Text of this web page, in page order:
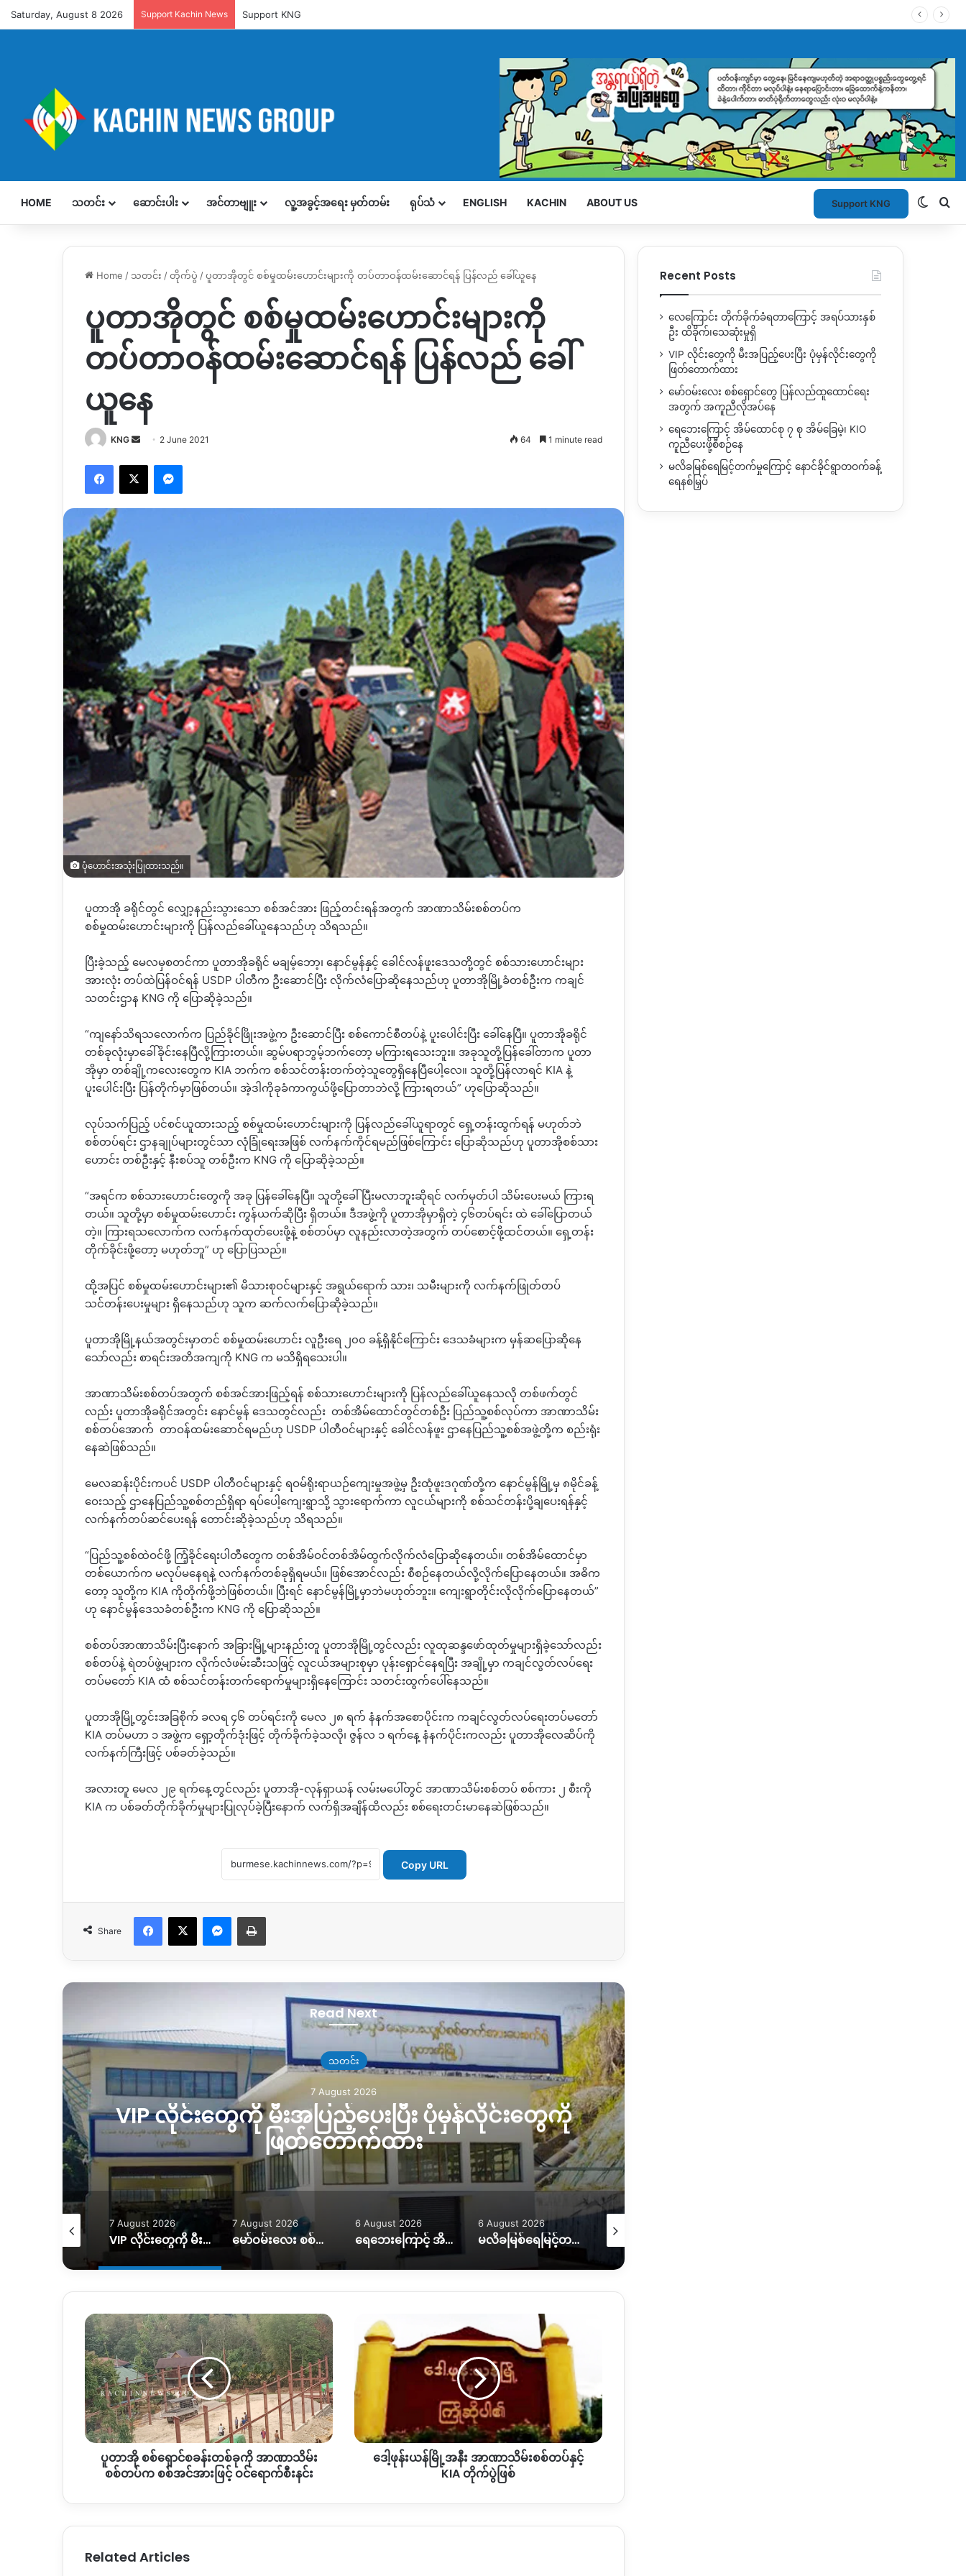
Saturday, August 8 2026 Support Kachin News Support KNG
HOME သတင်း ဆောင်းပါး အင်တာဗျူး လူ့အခွင့်အရေး မှတ်တမ်း ရုပ်သံ ENGLISH KACHIN ABOUT US Support KNG
Home / သတင်း /တိုက်ပွဲ /ပူတာအိုတွင် စစ်မှုထမ်းဟောင်းများကို တပ်တာဝန်ထမ်းဆောင်ရန် ပြန်လည် ခေါ်ယူနေ
ပူတာအိုတွင် စစ်မှုထမ်းဟောင်းများကို
တပ်တာဝန်ထမ်းဆောင်ရန် ပြန်လည် ခေါ်
ယူနေ
KNG
Send 2 June 2021 64 1 minute read
Facebook
X Messenger
ပုံဟောင်းအသုံးပြုထားသည်။
ပူတာအို ခရိုင်တွင် လျှော့နည်းသွားသော စစ်အင်အား ဖြည့်တင်းရန်အတွက် အာဏာသိမ်းစစ်တပ်က
စစ်မှုထမ်းဟောင်းများကို ပြန်လည်ခေါ်ယူနေသည်ဟု သိရသည်။
ပြီးခဲ့သည့် မေလမှစတင်ကာ ပူတာအိုခရိုင် မချမ့်ဘော့၊ နောင်မွန်နှင့် ခေါင်လန်ဖူးဒေသတို့တွင် စစ်သားဟောင်းများ
အားလုံး တပ်ထဲပြန်ဝင်ရန် USDP ပါတီက ဦးဆောင်ပြီး လိုက်လံပြောဆိုနေသည်ဟု ပူတာအိုမြို့ခံတစ်ဦးက ကချင်
သတင်းဌာန KNG ကို ပြောဆိုခဲ့သည်။
“ကျနော်သိရသလောက်က ပြည်ခိုင်ဖြိုးအဖွဲ့က ဦးဆောင်ပြီး စစ်ကောင်စီတပ်နဲ့ ပူးပေါင်းပြီး ခေါ်နေပြီ။ ပူတာအိုခရိုင်
တစ်ခုလုံးမှာခေါ်ခိုင်းနေပြီလို့ကြားတယ်။ ဆွမ်ပရာဘွမ့်ဘက်တော့ မကြားရသေးဘူး။ အခုသူတို့ပြန်ခေါ်တာက ပူတာ
အိုမှာ တစ်ချို့ကလေးတွေက KIA ဘက်က စစ်သင်တန်းတက်တဲ့သူတွေရှိနေပြီပေါ့လေ။ သူတို့ပြန်လာရင် KIA နဲ့
ပူးပေါင်းပြီး ပြန်တိုက်မှာဖြစ်တယ်။ အဲ့ဒါကိုခုခံကာကွယ်ဖို့ပြောတာဘဲလို့ ကြားရတယ်” ဟုပြောဆိုသည်။
လုပ်သက်ပြည့် ပင်စင်ယူထားသည့် စစ်မှုထမ်းဟောင်းများကို ပြန်လည်ခေါ်ယူရာတွင် ရှေ့တန်းထွက်ရန် မဟုတ်ဘဲ
စစ်တပ်ရင်း ဌာနချုပ်များတွင်သာ လုံခြုံရေးအဖြစ် လက်နက်ကိုင်ရမည်ဖြစ်ကြောင်း ပြောဆိုသည်ဟု ပူတာအိုစစ်သား
ဟောင်း တစ်ဦးနှင့် နီးစပ်သူ တစ်ဦးက KNG ကို ပြောဆိုခဲ့သည်။
“အရင်က စစ်သားဟောင်းတွေကို အခု ပြန်ခေါ်နေပြီ။ သူတို့ခေါ် ပြီးမလာဘူးဆိုရင် လက်မှတ်ပါ သိမ်းပေးမယ် ကြားရ
တယ်။ သူတို့မှာ စစ်မှုထမ်းဟောင်း ကွန်ယက်ဆိုပြီး ရှိတယ်။ ဒီအဖွဲ့ကို ပူတာအိုမှာရှိတဲ့ ၄၆တပ်ရင်း ထဲ ခေါ်ပြောတယ်
တဲ့။ ကြားရသလောက်က လက်နက်ထုတ်ပေးဖို့နဲ့ စစ်တပ်မှာ လူနည်းလာတဲ့အတွက် တပ်စောင့်ဖို့ထင်တယ်။ ရှေ့တန်း
တိုက်ခိုင်းဖို့တော့ မဟုတ်ဘူ” ဟု ပြောပြသည်။
ထို့အပြင် စစ်မှုထမ်းဟောင်းများ၏ မိသားစုဝင်များနှင့် အရွယ်ရောက် သား၊ သမီးများကို လက်နက်ဖြုတ်တပ်
သင်တန်းပေးမှုများ ရှိနေသည်ဟု သူက ဆက်လက်ပြောဆိုခဲ့သည်။
ပူတာအိုမြို့နယ်အတွင်းမှာတင် စစ်မှုထမ်းဟောင်း လူဦးရေ ၂၀၀ ခန့်ရှိနိုင်ကြောင်း ဒေသခံများက မှန်ဆပြောဆိုနေ
သော်လည်း စာရင်းအတိအကျကို KNG က မသိရှိရသေးပါ။
အာဏာသိမ်းစစ်တပ်အတွက် စစ်အင်အားဖြည့်ရန် စစ်သားဟောင်းများကို ပြန်လည်ခေါ်ယူနေသလို တစ်ဖက်တွင်
လည်း ပူတာအိုခရိုင်အတွင်း နောင်မွန် ဒေသတွင်လည်း တစ်အိမ်ထောင်တွင်တစ်ဦး ပြည်သူ့စစ်လုပ်ကာ အာဏာသိမ်း
စစ်တပ်အောက် တာဝန်ထမ်းဆောင်ရမည်ဟု USDP ပါတီဝင်များနှင့် ခေါင်လန်ဖူး ဌာနေပြည်သူ့စစ်အဖွဲ့တို့က စည်းရုံး
နေဆဲဖြစ်သည်။
မေလဆန်းပိုင်းကပင် USDP ပါတီဝင်များနှင့် ရဝမ်ရိုးရာယဉ်ကျေးမှုအဖွဲ့မှ ဦးထုံဖူးဒဂုဏ်တို့က နောင်မွန်မြို့မှ ၈မိုင်ခန့်
ဝေးသည့် ဌာနေပြည်သူ့စစ်တည်ရှိရာ ရပ်ပေါ့ကျေးရွာသို့ သွားရောက်ကာ လူငယ်များကို စစ်သင်တန်းပို့ချပေးရန်နှင့်
လက်နက်တပ်ဆင်ပေးရန် တောင်းဆိုခဲ့သည်ဟု သိရသည်။
“ပြည်သူ့စစ်ထဲဝင်ဖို့ ကြံ့ခိုင်ရေးပါတီတွေက တစ်အိမ်ဝင်တစ်အိမ်ထွက်လိုက်လံပြောဆိုနေတယ်။ တစ်အိမ်ထောင်မှာ
တစ်ယောက်က မလုပ်မနေရနဲ့ လက်နက်တစ်ခုရှိရမယ်။ ဖြစ်အောင်လည်း စီစဉ်နေတယ်လို့လိုက်ပြောနေတယ်။ အဓိက
တော့ သူတို့က KIA ကိုတိုက်ဖို့ဘဲဖြစ်တယ်။ ပြီးရင် နောင်မွန်မြို့မှာဘဲမဟုတ်ဘူး။ ကျေးရွာတိုင်းလိုလိုက်ပြောနေတယ်”
ဟု နောင်မွန်ဒေသခံတစ်ဦးက KNG ကို ပြောဆိုသည်။
စစ်တပ်အာဏာသိမ်းပြီးနောက် အခြားမြို့များနည်းတူ ပူတာအိုမြို့တွင်လည်း လူထုဆန္ဒဖော်ထုတ်မှုများရှိခဲ့သော်လည်း
စစ်တပ်နဲ့ ရဲတပ်ဖွဲ့များက လိုက်လံဖမ်းဆီးသဖြင့် လူငယ်အများစုမှာ ပုန်းရှောင်နေရပြီး အချို့မှာ ကချင်လွတ်လပ်ရေး
တပ်မတော် KIA ထံ စစ်သင်တန်းတက်ရောက်မှုများရှိနေကြောင်း သတင်းထွက်ပေါ်နေသည်။
ပူတာအိုမြို့တွင်းအခြစိုက် ခလရ ၄၆ တပ်ရင်းကို မေလ ၂၈ ရက် နံနက်အစောပိုင်းက ကချင်လွတ်လပ်ရေးတပ်မတော်
KIA တပ်မဟာ ၁ အဖွဲ့က ရှော့တိုက်ဒုံးဖြင့် တိုက်ခိုက်ခဲ့သလို၊ ဇွန်လ ၁ ရက်နေ့ နံနက်ပိုင်းကလည်း ပူတာအိုလေဆိပ်ကို
လက်နက်ကြီးဖြင့် ပစ်ခတ်ခဲ့သည်။
အလားတူ မေလ ၂၉ ရက်နေ့တွင်လည်း ပူတာအို-လုန်ရှာယန် လမ်းမပေါ်တွင် အာဏာသိမ်းစစ်တပ် စစ်ကား ၂ စီးကို
KIA က ပစ်ခတ်တိုက်ခိုက်မှုများပြုလုပ်ခဲ့ပြီးနောက် လက်ရှိအချိန်ထိလည်း စစ်ရေးတင်းမာနေဆဲဖြစ်သည်။
Copy URL
Share
Facebook
X Messenger
Print
Read Next
သတင်း
7 August 2026
VIP လိုင်းတွေကို မီးအပြည့်ပေးပြီး ပုံမှန်လိုင်းတွေကို
ဖြတ်တောက်ထား
7 August 2026
VIP လိုင်းတွေကို မီးအပြည့်ပေးပြီး ပုံမှန်လိုင်းတွေကို ဖြတ်တောက်ထား
7 August 2026
မော်ဝမ်းလေး စစ်ရှောင်တွေ ပြန်လည်ထူထောင်ရေးအတွက် အကူညီလိုအပ်နေ
6 August 2026
ရေဘေးကြောင့် အိမ်ထောင်စု ၇ စု အိမ်ခြေမဲ့၊ KIO ကူညီပေးဖို့စီစဉ်နေ
6 August 2026
မလိခမြစ်ရေမြင့်တက်မှုကြောင့် နောင်ခိုင်ရွာတဝက်ခန့်ရေနစ်မြှပ်
ပူ
တာ
အို
စစ်
ရှောင်
စခန်း
တစ်
ခု
ကို
အာဏာသိမ်း
စစ်တပ်
စစ်
ရောက်
ပူတာအို စစ်ရှောင်စခန်းတစ်ခုကို အာဏာသိမ်း
စစ်တပ်က စစ်အင်အားဖြင့် ဝင်ရောက်စီးနင်း
ဖုန်း
ယန်
မြို့
အနီး
အာဏာသိမ်း
KIA
တိုက်ပွဲဒေါ့ဖုန်းယန်မြို့အနီး အာဏာသိမ်းစစ်တပ်နှင့်
KIA တိုက်ပွဲဖြစ်
Related Articles
Recent Posts
လေကြောင်း တိုက်ခိုက်ခံရတာကြောင့် အရပ်သားနှစ်
ဦး ထိခိုက်၊သေဆုံးမှုရှိ
VIP လိုင်းတွေကို မီးအပြည့်ပေးပြီး ပုံမှန်လိုင်းတွေကို
ဖြတ်တောက်ထား
မော်ဝမ်းလေး စစ်ရှောင်တွေ ပြန်လည်ထူထောင်ရေး
အတွက် အကူညီလိုအပ်နေ
ရေဘေးကြောင့် အိမ်ထောင်စု ၇ စု အိမ်ခြေမဲ့၊ KIO
ကူညီပေးဖို့စီစဉ်နေ
မလိခမြစ်ရေမြင့်တက်မှုကြောင့် နောင်ခိုင်ရွာတဝက်ခန့်
ရေနစ်မြှပ်